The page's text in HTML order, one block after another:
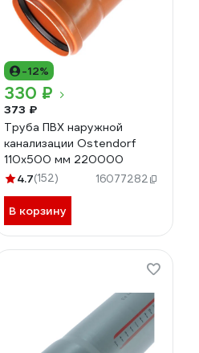
-12%
330 ₽
373 ₽
Труба ПВХ наружной
канализации Ostendorf
110х500 мм 220000
4.7(152) 16077282
В корзину